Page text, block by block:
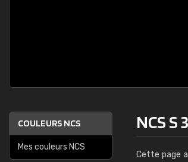
COULEURS NCS
Mes couleurs NCS
NCS S
Cette page